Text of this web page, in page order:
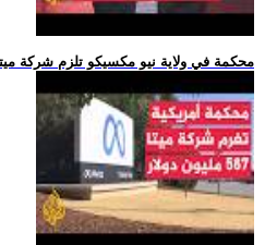
.. محكمة في ولاية نيو مكسيكو تلزم شركة ميتا بدفع 567